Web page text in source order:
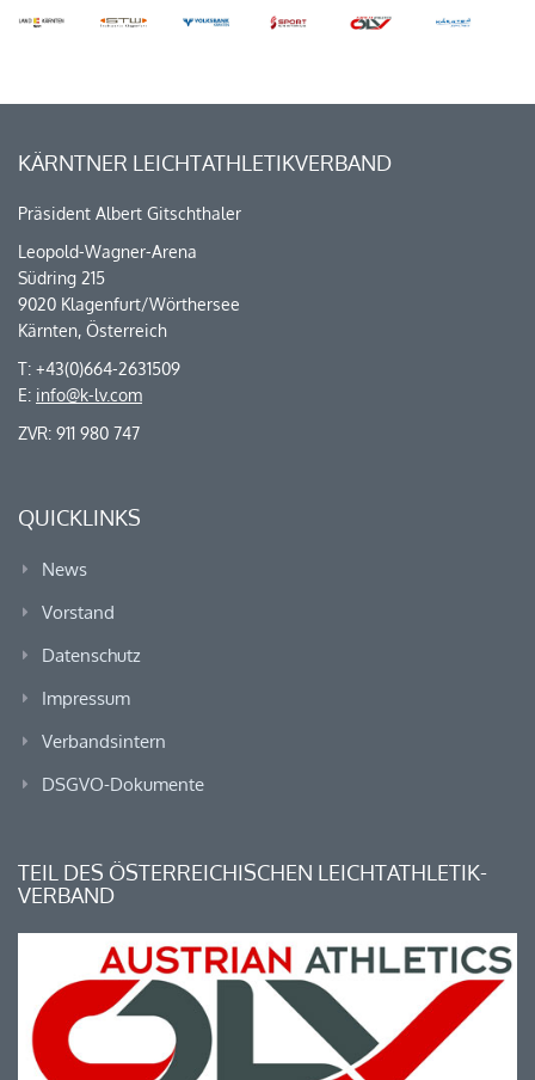
KÄRNTNER LEICHTATHLETIKVERBAND
Präsident Albert Gitschthaler
Leopold-Wagner-Arena
Südring 215
9020 Klagenfurt/Wörthersee
Kärnten, Österreich
T: +43(0)664-2631509
E: info@k-lv.com
ZVR: 911 980 747
QUICKLINKS
News
Vorstand
Datenschutz
Impressum
Verbandsintern
DSGVO-Dokumente
TEIL DES ÖSTERREICHISCHEN LEICHTATHLETIK-
VERBAND